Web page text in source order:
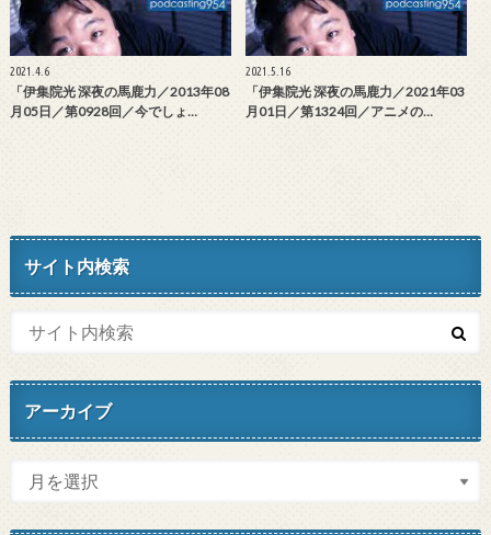
2021.4.6
「伊集院光 深夜の馬鹿力／2013年08
月05日／第0928回／今でしょ…
2021.5.16
「伊集院光 深夜の馬鹿力／2021年03
月01日／第1324回／アニメの…
サイト内検索
アーカイブ